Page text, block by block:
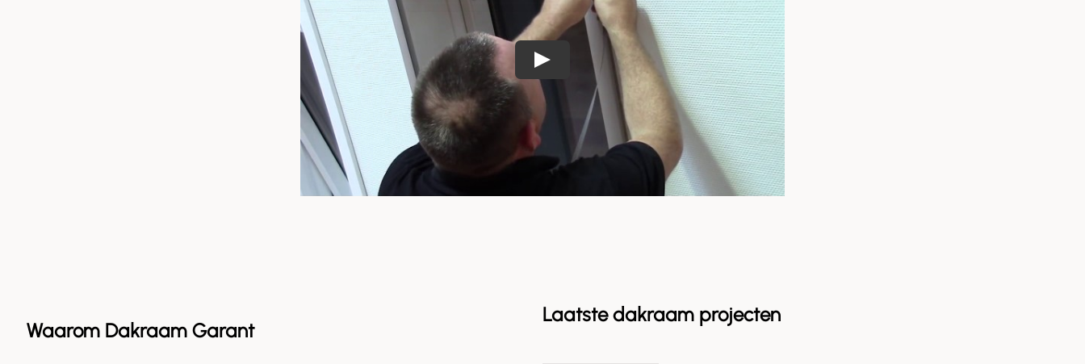
Waarom Dakraam Garant
Laatste dakraam projecten